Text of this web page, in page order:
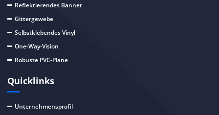
Reflektierendes Banner
Gittergewebe
Selbstklebendes Vinyl
One-Way-Vision
Robuste PVC-Plane
Quicklinks
Unternehmensprofil